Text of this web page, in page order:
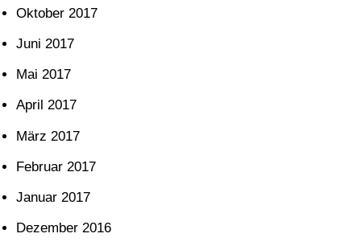
Oktober 2017
Juni 2017
Mai 2017
April 2017
März 2017
Februar 2017
Januar 2017
Dezember 2016